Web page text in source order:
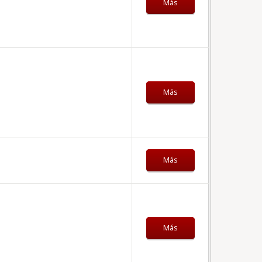
Más
Más
Más
Más